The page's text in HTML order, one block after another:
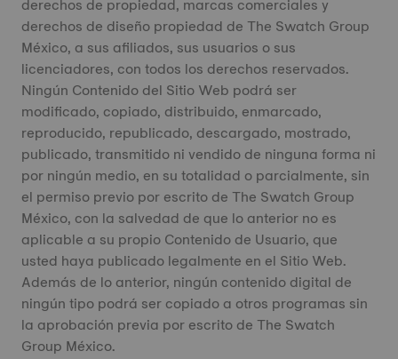
derechos de propiedad, marcas comerciales y
derechos de diseño propiedad de The Swatch Group
México, a sus afiliados, sus usuarios o sus
licenciadores, con todos los derechos reservados.
Ningún Contenido del Sitio Web podrá ser
modificado, copiado, distribuido, enmarcado,
reproducido, republicado, descargado, mostrado,
publicado, transmitido ni vendido de ninguna forma ni
por ningún medio, en su totalidad o parcialmente, sin
el permiso previo por escrito de The Swatch Group
México, con la salvedad de que lo anterior no es
aplicable a su propio Contenido de Usuario, que
usted haya publicado legalmente en el Sitio Web.
Además de lo anterior, ningún contenido digital de
ningún tipo podrá ser copiado a otros programas sin
la aprobación previa por escrito de The Swatch
Group México.